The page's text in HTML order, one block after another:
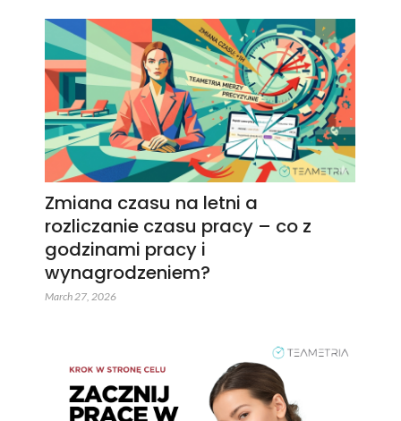
Zmiana czasu na letni a
rozliczanie czasu pracy – co z
godzinami pracy i
wynagrodzeniem?
March 27, 2026